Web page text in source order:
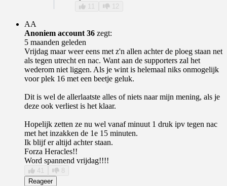
11 12
AA
Anoniem account 36 zegt:
5 maanden geleden
Vrijdag maar weer eens met z'n allen achter de ploeg staan net
als tegen utrecht en nac. Want aan de supporters zal het
wederom niet liggen. Als je wint is helemaal niks onmogelijk
voor plek 16 met een beetje geluk.
Dit is wel de allerlaatste alles of niets naar mijn mening, als je
deze ook verliest is het klaar.
Hopelijk zetten ze nu wel vanaf minuut 1 druk ipv tegen nac
met het inzakken de 1e 15 minuten.
Ik blijf er altijd achter staan.
Forza Heracles!!
Word spannend vrijdag!!!!
41
8
Reageer